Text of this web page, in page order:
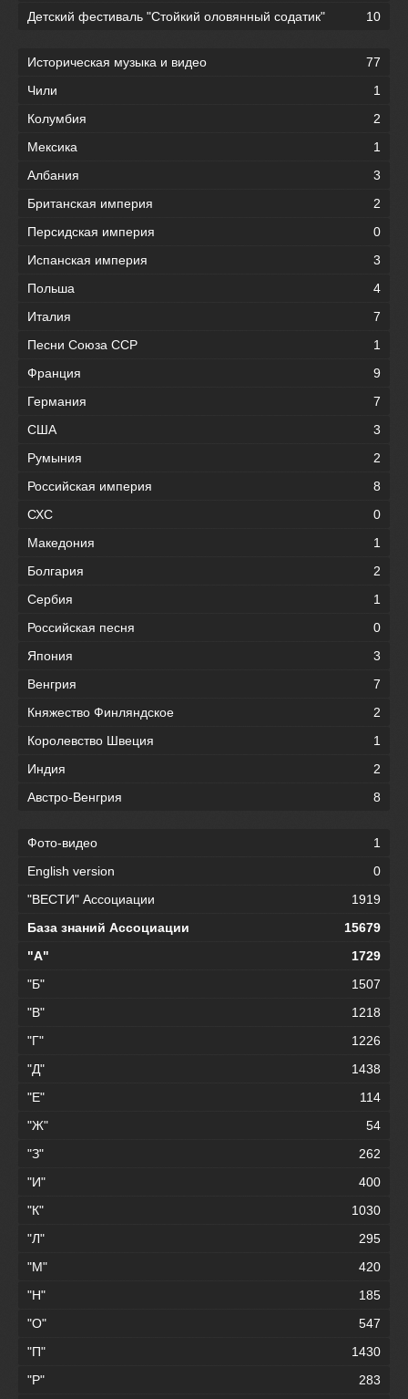
Детский фестиваль "Стойкий оловянный содатик" 10
Историческая музыка и видео
77
Чили
1
Колумбия
2
Мексика
1
Албания
3
Британская империя
2
Персидская империя
0
Испанская империя
3
Польша
4
Италия
7
Песни Союза ССР
1
Франция
9
Германия
7
США
3
Румыния
2
Российская империя
8
СХС
0
Македония
1
Болгария
2
Сербия
1
Российская песня
0
Япония
3
Венгрия
7
Княжество Финляндское
2
Королевство Швеция
1
Индия
2
Австро-Венгрия
8
Фото-видео
1
English version
0
"ВЕСТИ" Ассоциации
1919
База знаний Ассоциации
15679
"А"
1729
"Б"
1507
"В"
1218
"Г"
1226
"Д"
1438
"Е"
114
"Ж"
54
"З"
262
"И"
400
"К"
1030
"Л"
295
"М"
420
"Н"
185
"О"
547
"П"
1430
"Р"
283